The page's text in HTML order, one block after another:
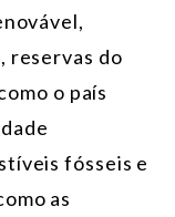
reservas do
o país
fósseis e
as